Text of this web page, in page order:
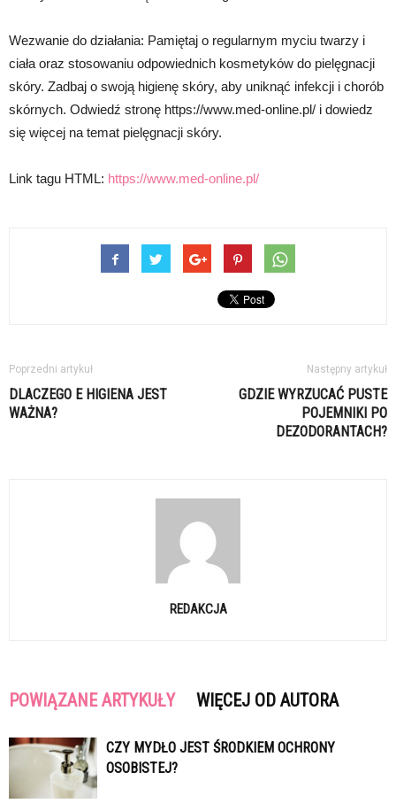
Wezwanie do działania: Pamiętaj o regularnym myciu twarzy i
ciała oraz stosowaniu odpowiednich kosmetyków do pielęgnacji
skóry. Zadbaj o swoją higienę skóry, aby uniknąć infekcji i chorób
skórnych. Odwiedź stronę https://www.med-online.pl/ i dowiedz
się więcej na temat pielęgnacji skóry.
Link tagu HTML: https://www.med-online.pl/
Poprzedni artykuł
DLACZEGO E HIGIENA JEST
WAŻNA?
Następny artykuł
GDZIE WYRZUCAĆ PUSTE
POJEMNIKI PO
DEZODORANTACH?
REDAKCJA
POWIĄZANE ARTYKUŁY WIĘCEJ OD AUTORA
CZY MYDŁO JEST ŚRODKIEM OCHRONY
OSOBISTEJ?